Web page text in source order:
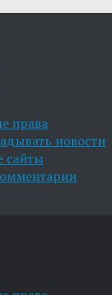
права
новости
сайты